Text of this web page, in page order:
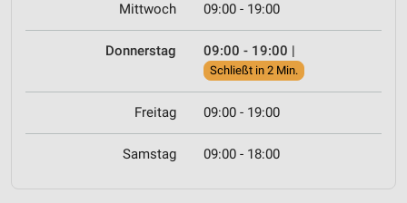
Mittwoch 09:00 - 19:00
Donnerstag 09:00 - 19:00 |
Schließt in 2 Min.
Freitag 09:00 - 19:00
Samstag 09:00 - 18:00